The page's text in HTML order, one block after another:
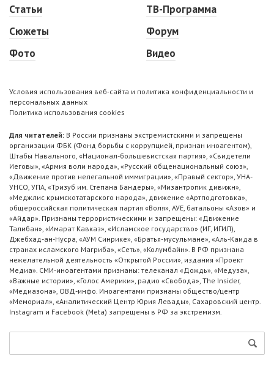
Статьи
Сюжеты
Фото
ТВ-Программа
Форум
Видео
Условия использования веб-сайта и политика конфиденциальности и
персональных данных
Политика использования cookies
Для читателей: В России признаны экстремистскими и запрещены
организации ФБК (Фонд борьбы с коррупцией, признан иноагентом),
Штабы Навального, «Национал-большевистская партия», «Свидетели
Иеговы», «Армия воли народа», «Русский общенациональный союз»,
«Движение против нелегальной иммиграции», «Правый сектор», УНА-
УНСО, УПА, «Тризуб им. Степана Бандеры», «Мизантропик дивижн»,
«Меджлис крымскотатарского народа», движение «Артподготовка»,
общероссийская политическая партия «Воля», АУЕ, батальоны «Азов» и
«Айдар». Признаны террористическими и запрещены: «Движение
Талибан», «Имарат Кавказ», «Исламское государство» (ИГ, ИГИЛ),
Джебхад-ан-Нусра, «АУМ Синрике», «Братья-мусульмане», «Аль-Каида в
странах исламского Магриба», «Сеть», «Колумбайн». В РФ признана
нежелательной деятельность «Открытой России», издания «Проект
Медиа». СМИ-иноагентами признаны: телеканал «Дождь», «Медуза»,
«Важные истории», «Голос Америки», радио «Свобода», The Insider,
«Медиазона», ОВД-инфо. Иноагентами признаны общество/центр
«Мемориал», «Аналитический Центр Юрия Левады», Сахаровский центр.
Instagram и Facebook (Metа) запрещены в РФ за экстремизм.